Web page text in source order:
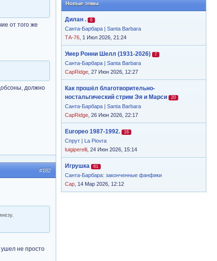
Новые темы
Дилан . 6
Санта-Барбара | Santa Barbara
ТА-76 , 1 Июл 2026, 21:24
Умер Ронни Шелл (1931-2026) 7
Санта-Барбара | Santa Barbara
CapRidge , 27 Июн 2026, 12:27
Как прошёл благотворительно-
ностальгический стрим Эя и Марси
20
Санта-Барбара | Santa Barbara
CapRidge , 26 Июн 2026, 22:17
Europeo 1987-1992. 16
Спрут | La Piovra
luigiperelli , 24 Июн 2026, 15:14
Игрушка 61
Санта-Барбара: законченные фанфики
Cap , 14 Мар 2026, 12:12
от того же
должно
#182
не просто